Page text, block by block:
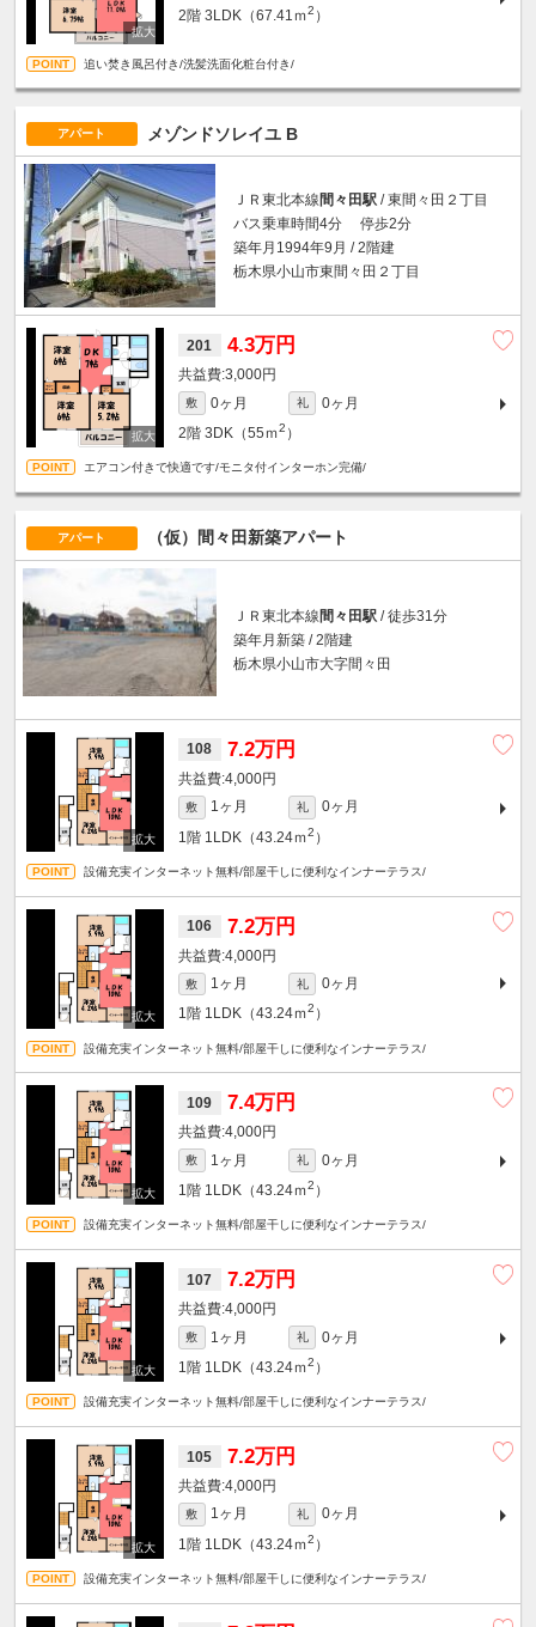
2階 3LDK（67.41ｍ2 ）
追い焚き風呂付き/洗髪洗面化粧台付き/
アパート メゾンドソレイユ B
ＪＲ東北本線 間々田駅 / 東間々田２丁目
バス乗車時間4分 停歩2分
築年月1994年9月 / 2階建
栃木県小山市東間々田２丁目
201 4.3万円
3,000円
敷 0ヶ月 礼
0ヶ月
2階 3DK（55ｍ2 ）
エアコン付きで快適です/モニタ付インターホン完備/
アパート （仮）間々田新築アパート
ＪＲ東北本線間々田駅 / 徒歩31分
築年月新築 / 2階建
栃木県小山市大字間々田
108 7.2万円
4,000円
敷 1ヶ月 礼
0ヶ月
1階 1LDK（43.24ｍ2 ）
設備充実インターネット無料/部屋干しに便利なインナーテラス/
106 7.2万円
4,000円
敷 1ヶ月 礼
0ヶ月
1階 1LDK（43.24ｍ2 ）
設備充実インターネット無料/部屋干しに便利なインナーテラス/
109 7.4万円
4,000円
敷 1ヶ月 礼
0ヶ月
1階 1LDK（43.24ｍ2 ）
設備充実インターネット無料/部屋干しに便利なインナーテラス/
107 7.2万円
4,000円
敷 1ヶ月 礼
0ヶ月
1階 1LDK（43.24ｍ2 ）
設備充実インターネット無料/部屋干しに便利なインナーテラス/
105 7.2万円
4,000円
敷 1ヶ月 礼
0ヶ月
1階 1LDK（43.24ｍ2 ）
設備充実インターネット無料/部屋干しに便利なインナーテラス/